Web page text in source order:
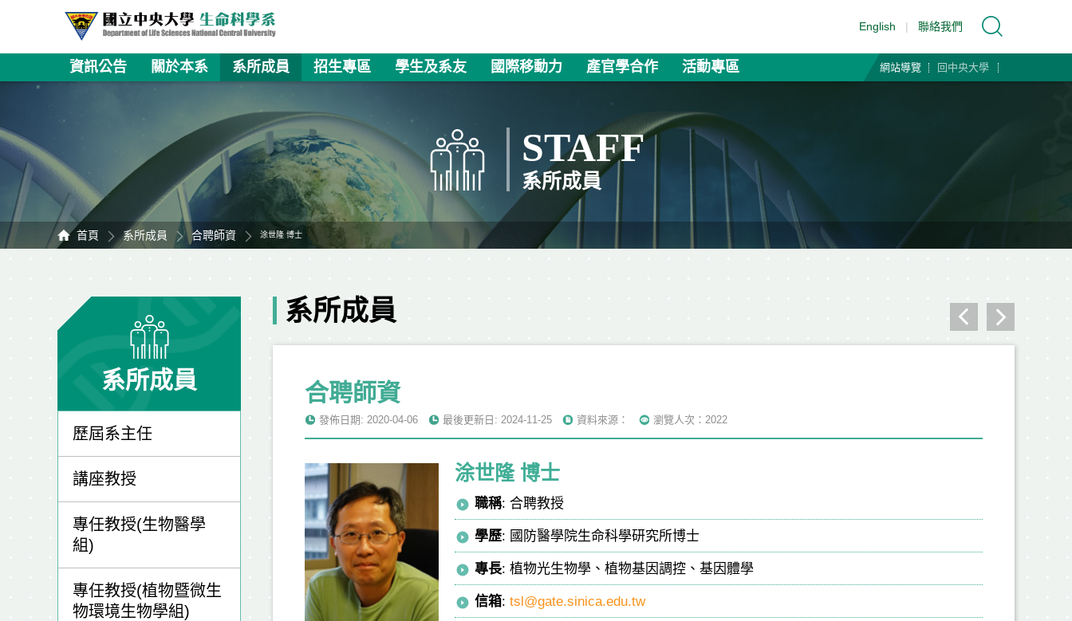
English | 聯絡我們
資訊公告 關於本系 系所成員 招生專區 學生及系友 國際移動力 產官學合作 活動專區 網站導覽 回中央大學
STAFF
系所成員
首頁 系所成員 合聘師資 涂世隆 博士
系所成員
歷屆系主任
講座教授
專任教授(生物醫學
組)
專任教授(植物暨微生
物環境生物學組)
系所成員
合聘師資
發佈日期: 2020-04-06 最後更新日: 2024-11-25 資料來源： 瀏覽人次：2022
涂世隆 博士
職稱: 合聘教授
學歷: 國防醫學院生命科學研究所博士
專長: 植物光生物學、植物基因調控、基因體學
信箱: tsl@gate.sinica.edu.tw